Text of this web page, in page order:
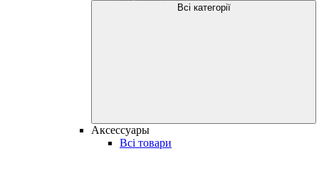
Всі категорії
Аксессуары
Всі товари